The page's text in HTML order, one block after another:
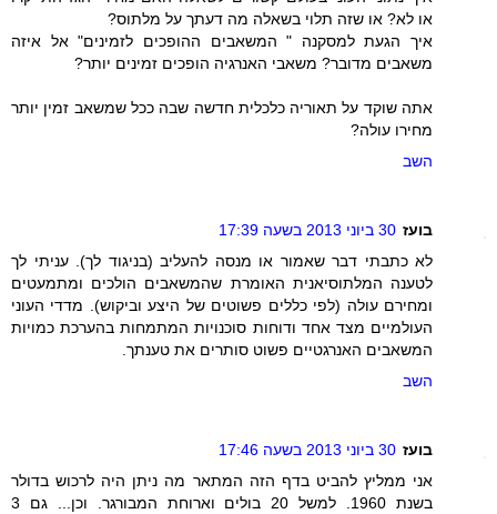
או לא? או שזה תלוי בשאלה מה דעתך על מלתוס?
איך הגעת למסקנה " המשאבים ההופכים לזמינים" אל איזה
משאבים מדובר? משאבי האנרגיה הופכים זמינים יותר?
אתה שוקד על תאוריה כלכלית חדשה שבה ככל שמשאב זמין יותר
מחירו עולה?
השב
בועז 30 ביוני 2013 בשעה 17:39
לא כתבתי דבר שאמור או מנסה להעליב (בניגוד לך). עניתי לך
לטענה המלתוסיאנית האומרת שהמשאבים הולכים ומתמעטים
ומחירם עולה (לפי כללים פשוטים של היצע וביקוש). מדדי העוני
העולמיים מצד אחד ודוחות סוכנויות המתמחות בהערכת כמויות
המשאבים האנרגטיים פשוט סותרים את טענתך.
השב
בועז 30 ביוני 2013 בשעה 17:46
אני ממליץ להביט בדף הזה המתאר מה ניתן היה לרכוש בדולר
בשנת 1960. למשל 20 בולים וארוחת המבורגר. וכן... גם 3